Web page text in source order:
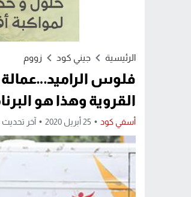
الرئيسية جيني كود زووم
فلوس
القروية وهذا هو
أسفي كود 25 أبريل 2020 آخر تحديث : السبت 25